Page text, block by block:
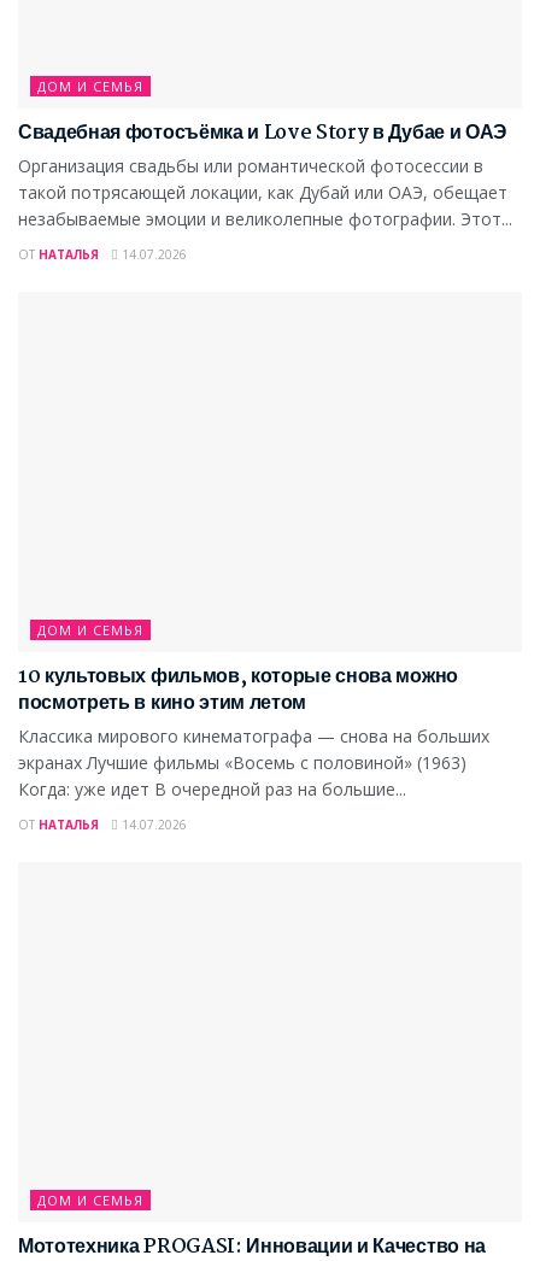
ДОМ И СЕМЬЯ
Свадебная фотосъёмка и Love Story в Дубае и ОАЭ
Организация свадьбы или романтической фотосессии в
такой потрясающей локации, как Дубай или ОАЭ, обещает
незабываемые эмоции и великолепные фотографии. Этот...
ОТ НАТАЛЬЯ 14.07.2026
ДОМ И СЕМЬЯ
10 культовых фильмов, которые снова можно
посмотреть в кино этим летом
Классика мирового кинематографа — снова на больших
экранах Лучшие фильмы «Восемь с половиной» (1963)
Когда: уже идет В очередной раз на большие...
ОТ НАТАЛЬЯ 14.07.2026
ДОМ И СЕМЬЯ
Мототехника PROGASI: Инновации и Качество на